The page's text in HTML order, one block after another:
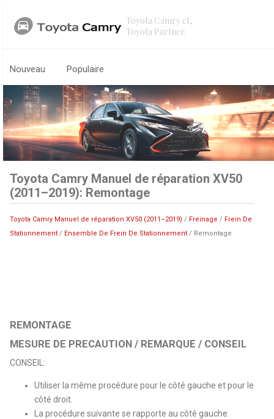
Toyota Camry et,
Toyota Partner.
Nouveau Populaire
Toyota Camry Manuel de réparation XV50
(2011–2019): Remontage
Toyota Camry Manuel de réparation XV50 (2011–2019) / Freinage / Frein De
Stationnement / Ensemble De Frein De Stationnement / Remontage
REMONTAGE
MESURE DE PRECAUTION / REMARQUE / CONSEIL
CONSEIL:
Utiliser la même procédure pour le côté gauche et pour le
côté droit.
La procédure suivante se rapporte au côté gauche.